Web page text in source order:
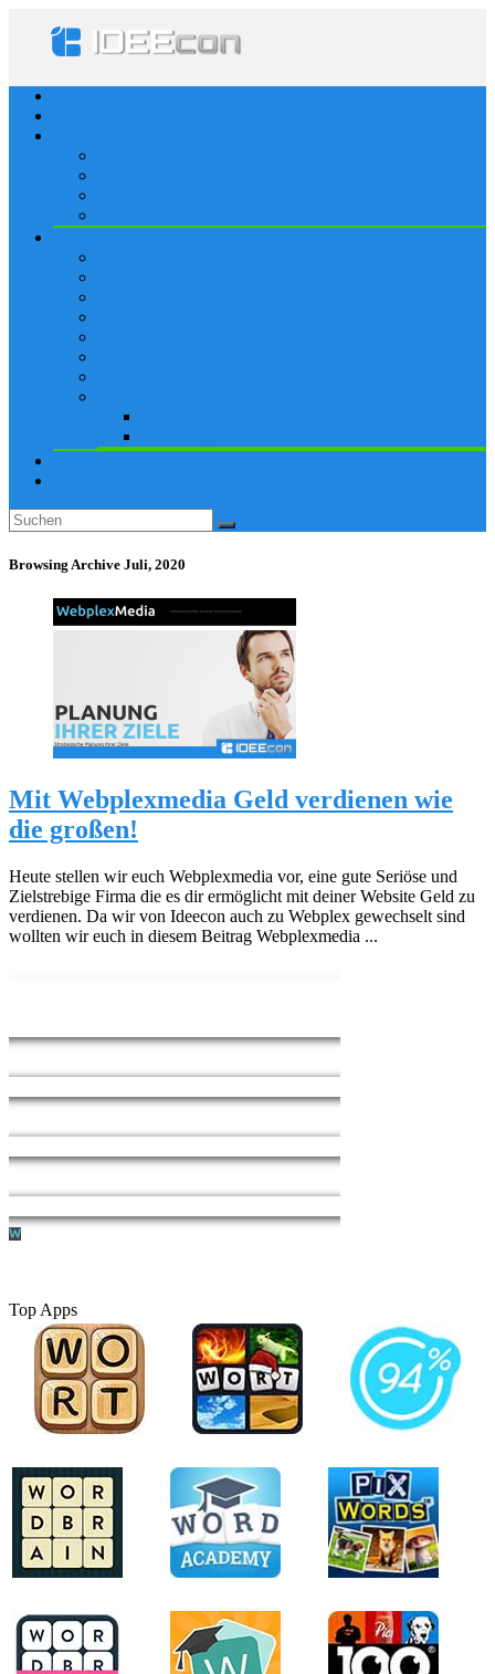
Browsing Archive Juli, 2020
Mit Webplexmedia Geld verdienen wie
die großen!
Heute stellen wir euch Webplexmedia vor, eine gute Seriöse und
Zielstrebige Firma die es dir ermöglicht mit deiner Website Geld zu
verdienen. Da wir von Ideecon auch zu Webplex gewechselt sind
wollten wir euch in diesem Beitrag Webplexmedia ...
Top Apps